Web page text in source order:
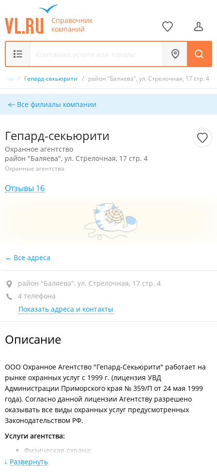
Справочник
компаний
/ Гепард-секьюрити / район "Баляева", ул. Стрелочная, 17 стр. 4
Все филиалы компании
Гепард-секьюрити
Охранное агентство
район "Баляева", ул. Стрелочная, 17 стр. 4
Охранные агентства
Отзывы 16
Все адреса
район "Баляева", ул. Стрелочная, 17 стр. 4
4 телефона
Показать адреса и контакты
Описание
ООО Охранное Агентство "Гепард-Секьюрити" работает на
рынке охранных услуг с 1999 г. (лицензия УВД
Администрации Приморского края № 359/П от 24 мая 1999
года). Согласно данной лицензии Агентству разрешено
оказывать все виды охранных услуг предусмотренных
Законодательством РФ.
Услуги агентства:
Физическая охрана;
Техническая охрана;
Охрана квартир и гаражей;
Развернуть